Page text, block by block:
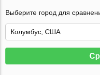
Выберите город для